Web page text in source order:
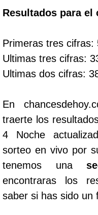
Resultados para el
Primeras tres cifras:
Ultimas tres cifras:
Ultimas dos cifras:
En
traerte los
4 Noche
sorteo en vivo por
tenemos una
encontraras los
saber si has sido un